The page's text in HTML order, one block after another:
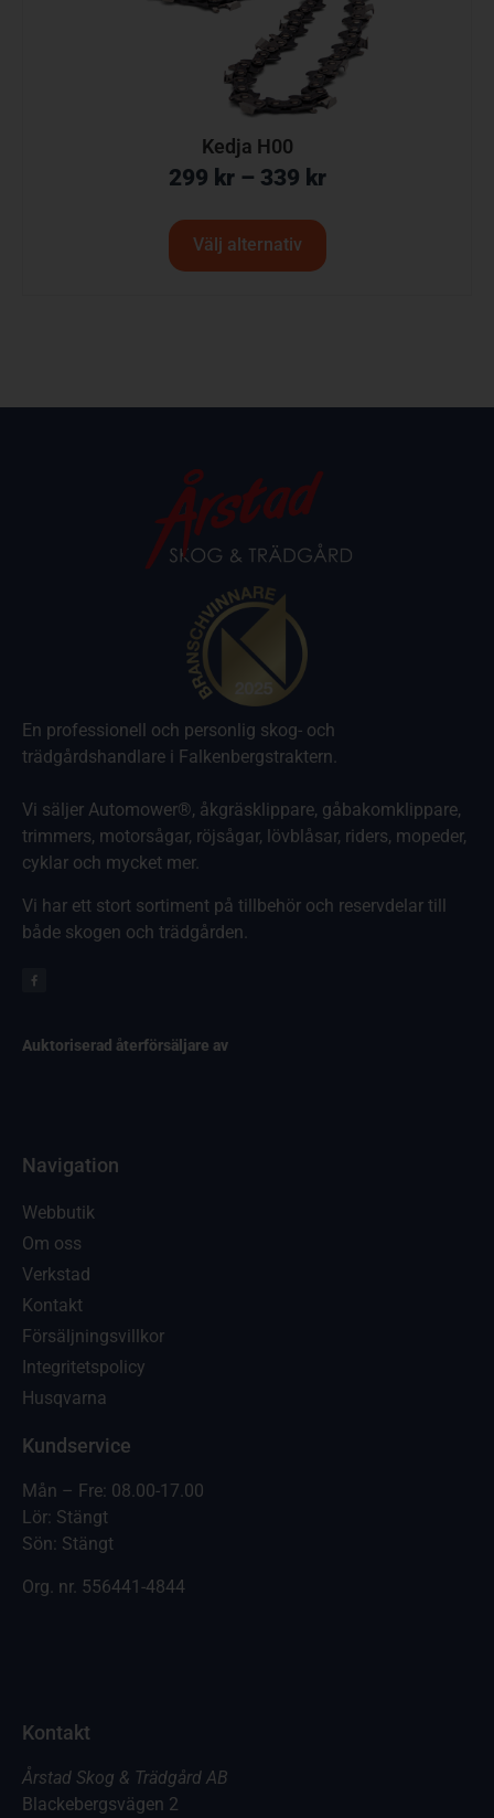
Kedja H00
299 kr – 339 kr
Välj alternativ
En professionell och personlig skog- och
trädgårdshandlare i Falkenbergstraktern.
Vi säljer Automower®, åkgräsklippare, gåbakomklippare,
trimmers, motorsågar, röjsågar, lövblåsar, riders, mopeder,
cyklar och mycket mer.
Vi har ett stort sortiment på tillbehör och reservdelar till
både skogen och trädgården.
Auktoriserad återförsäljare av
Navigation
Webbutik
Om oss
Verkstad
Kontakt
Försäljningsvillkor
Integritetspolicy
Husqvarna
Kundservice
Mån – Fre: 08.00-17.00
Lör: Stängt
Sön: Stängt
Org. nr. 556441-4844
Kontakt
Årstad Skog & Trädgård AB
Blackebergsvägen 2